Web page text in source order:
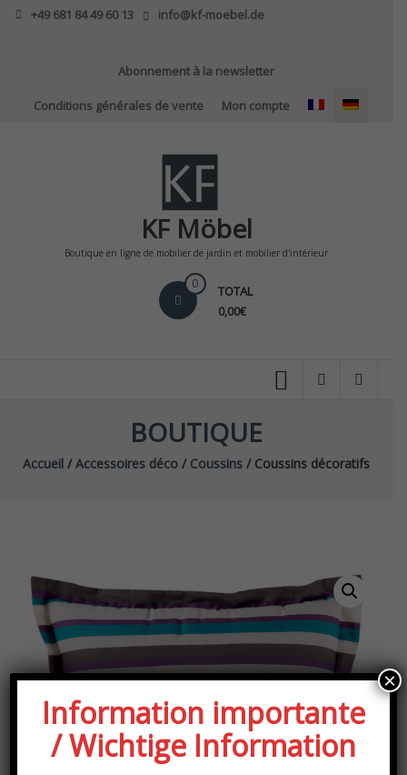
Skip
+49 681 84 49 60 13 info@kf-moebel.de
Abonnement à la newsletter
Conditions générales de vente Mon compte
KF Möbel
Boutique en ligne de mobilier de jardin et mobilier d'intérieur
0 TOTAL
0,00€
BOUTIQUE
Accueil /Accessoires déco / Coussins / Coussins décoratifs
Information importante
/ Wichtige Information
×